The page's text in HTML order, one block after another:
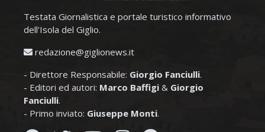
Testata Giornalistica e portale turistico informativo
dell'Isola del Giglio.
redazione@giglionews.it
- Direttore Responsabile: Giorgio Fanciulli.
- Editori ed autori: Marco Baffigi & Giorgio
Fanciulli.
- Primo inviato: Giuseppe Monti.